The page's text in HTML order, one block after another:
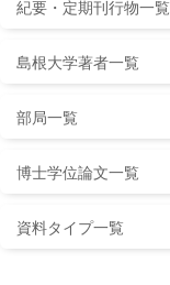
紀要・定期刊行物一覧
島根大学著者一覧
部局一覧
博士学位論文一覧
資料タイプ一覧